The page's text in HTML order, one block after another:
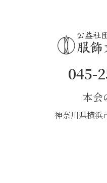
045-
本会
神奈川県横浜